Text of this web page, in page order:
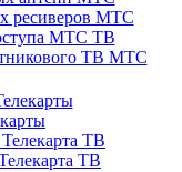
ресиверов МТС
МТС ТВ
ТВ МТС
ТВ
ТВ